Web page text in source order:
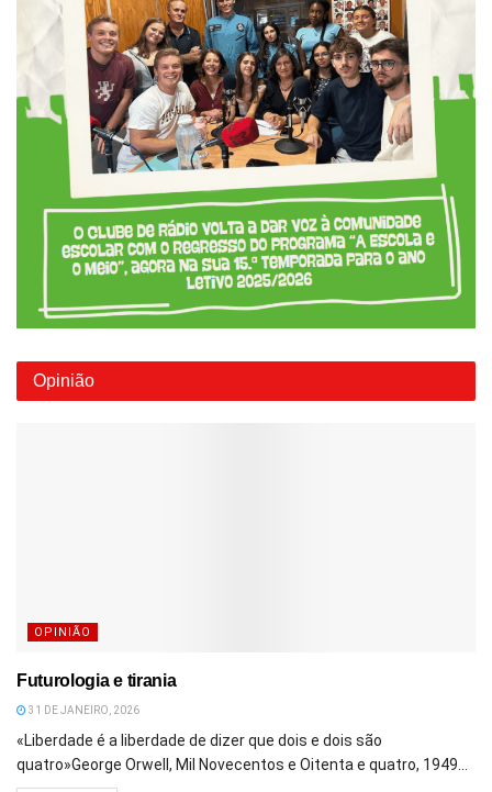
Opinião
OPINIÃO
Futurologia e tirania
31 DE JANEIRO, 2026
«Liberdade é a liberdade de dizer que dois e dois são
quatro»George Orwell, Mil Novecentos e Oitenta e quatro, 1949...